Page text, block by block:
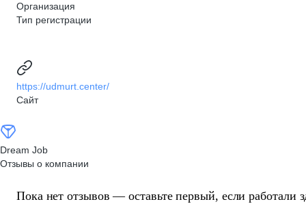
Организация
Тип регистрации
https://udmurt.center/
Сайт
Dream Job
Отзывы о компании
Пока нет отзывов — оставьте первый, если работали